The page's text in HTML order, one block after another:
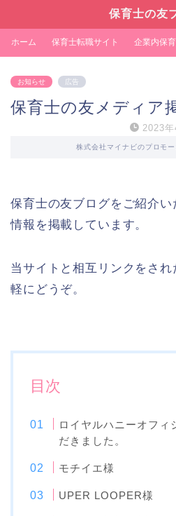
保育士の友
ホーム 保育士転職サイト 企業内保
お知らせ 広告
保育士の友メディア
2023年
株式会社マイナビのプロモ
保育士の友ブログをご紹介
情報を掲載しています。
当サイトと相互リンクをさ
軽にどうぞ。
目次
ロイヤルハニーオフィ
だきました。
モチイエ様
UPER LOOPER様